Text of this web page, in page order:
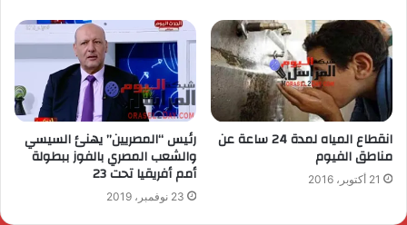
انقطاع المياه لمدة 24 ساعة عن
مناطق الفيوم
21 أكتوبر، 2016
رئيس “المصريين” يهنئ السيسي
والشعب المصري بالفوز ببطولة
أمم أفريقيا تحت 23
23 نوفمبر، 2019